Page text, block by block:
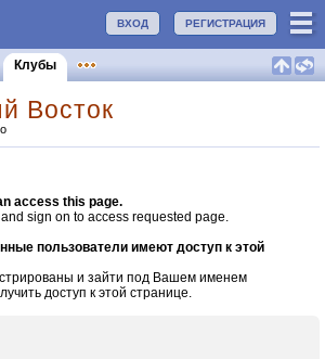
РЕГИСТРАЦИЯ
ВХОД
Клубы
Восток
access this page.
sign on to access requested page.
пользователи имеют доступ к этой
и зайти под Вашем именем
доступ к этой странице.